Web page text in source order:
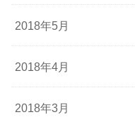
2018年5月
2018年4月
2018年3月